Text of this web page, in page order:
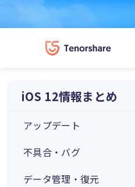
iOS 12情報まとめ
アップデート
不具合・バグ
データ管理・復元